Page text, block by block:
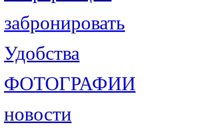
забронировать
Удобства
ФОТОГРАФИИ
новости